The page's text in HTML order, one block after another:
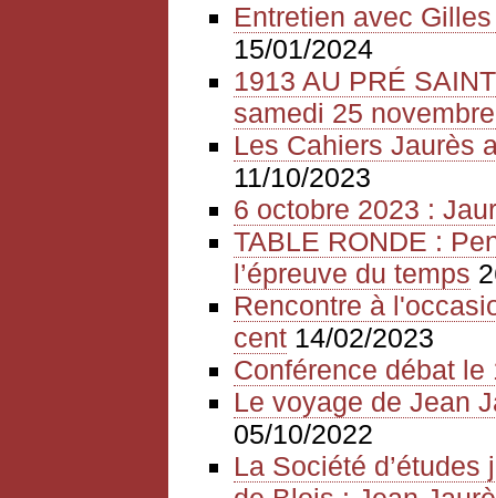
Entretien avec
15/01/2024
1913 AU PRÉ
samedi 25
Les Cahiers Jaurès
11/10/2023
6 octobre 2023 :
TABLE RONDE :
l’épreuve du temps
Rencontre à
cent 14/02/2023
Conférence débat
Le voyage de Jean
05/10/2022
La Société